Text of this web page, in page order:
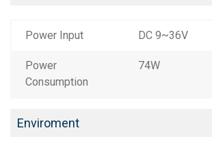
Power Input DC 9~36V
Power
Consumption
74W
Enviroment